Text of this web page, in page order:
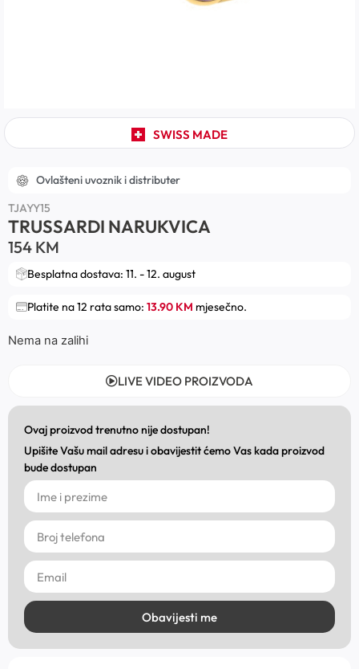
SWISS MADE
Ovlašteni uvoznik i distributer
TJAYY15
TRUSSARDI NARUKVICA
154 KM
Besplatna dostava: 11. - 12. august
Platite na 12 rata samo: 13.90 KM mjesečno.
Nema na zalihi
LIVE VIDEO PROIZVODA
Ovaj proizvod trenutno nije dostupan!
Upišite Vašu mail adresu i obavijestit ćemo Vas kada proizvod
bude dostupan
Obavijesti me